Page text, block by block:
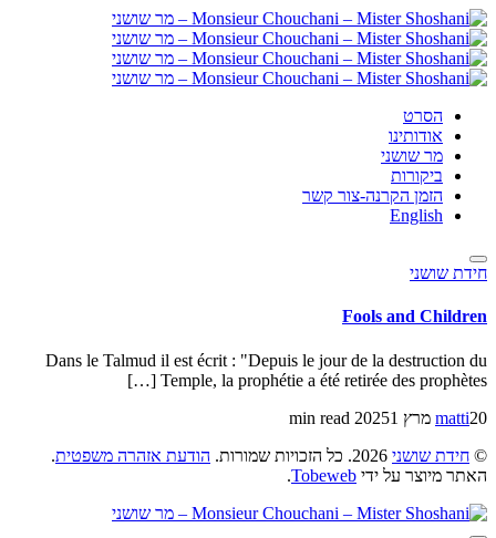
הסרט
אודותינו
מר שושני
ביקורות
הזמן הקרנה-צור קשר
English
חידת שושני
Fools and Children
Dans le Talmud il est écrit : "Depuis le jour de la destruction du
Temple, la prophétie a été retirée des prophètes […]
matti20 מרץ 2025
1 min read
© חידת שושני הודעת אזהרה משפטית.
האתר מיוצר על ידי Tobeweb
.